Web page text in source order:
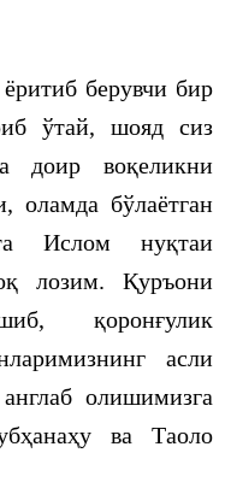
берувчи бир
ўтай, шояд сиз
доир воқеликни
оламда бўлаётган
Ислом нуқтаи
лозим. Қуръони
қоронғулик
асли
олишимизга
ва Таоло